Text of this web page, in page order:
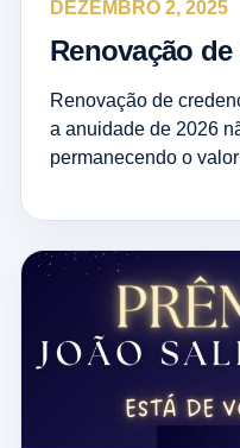
DEZEMBRO 2, 2025
Renovação
Renovação de
a anuidade de 2026
permanecendo o